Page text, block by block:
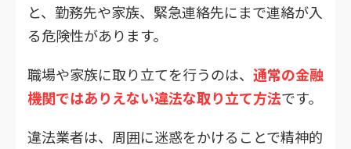
と、勤務先や家族、緊急連絡先にまで連絡が入
る危険性があります。
職場や家族に取り立てを行うのは、 通常の金融
機関ではありえない違法な取り立て方法です。
違法業者は、周囲に迷惑をかけることで精神的